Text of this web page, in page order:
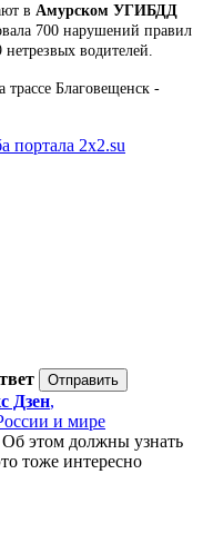
в Амурском УГИБДД
700 нарушений правил
водителей.
Благовещенск -
портала 2x2.su
Дзен,
и мире
этом должны узнать
тоже интересно